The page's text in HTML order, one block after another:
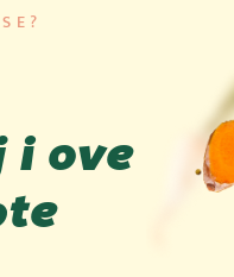
i ove